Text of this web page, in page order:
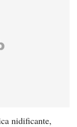
nidificante,